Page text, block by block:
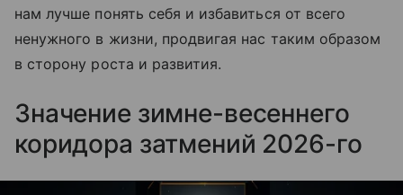
нам лучше понять себя и избавиться от всего
ненужного в жизни, продвигая нас таким образом
в сторону роста и развития.
Значение зимне-весеннего
коридора затмений 2026-го